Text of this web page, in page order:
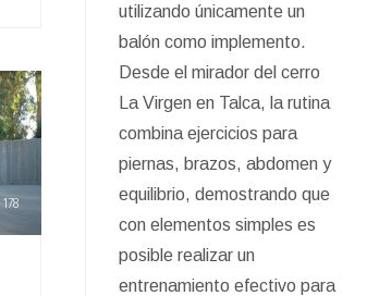
utilizando únicamente un
balón como implemento.
Desde el mirador del cerro
La Virgen en Talca, la rutina
combina ejercicios para
piernas, brazos, abdomen y
equilibrio, demostrando que
con elementos simples es
posible realizar un
entrenamiento efectivo para
178